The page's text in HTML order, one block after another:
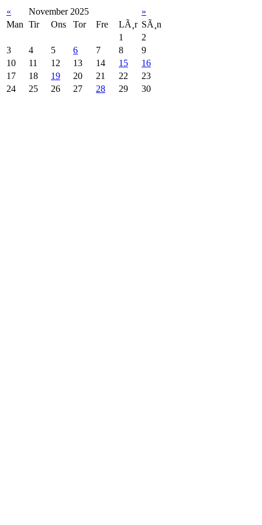
« November 2025
»
Man Tir Ons Tor Fre LÃ¸r SÃ¸n
1
2
3
4 5 6 7 8
9
10
11 12 13 14 15
16
17
18 19 20 21 22
23
24
25 26 27 28 29 30